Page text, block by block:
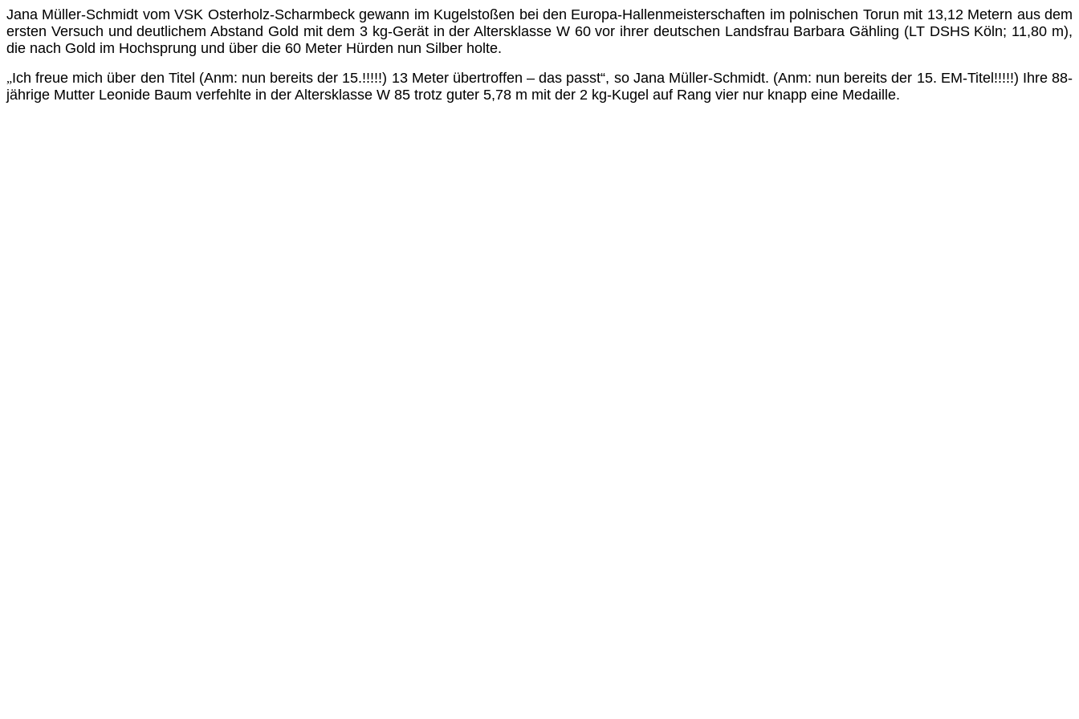
Jana Müller-Schmidt vom VSK Osterholz-Scharmbeck gewann im Kugelstoßen bei den Europa-Hallenmeisterschaften im polnischen Torun mit 13,12 Metern aus dem
ersten Versuch und deutlichem Abstand Gold mit dem 3 kg-Gerät in der Altersklasse W 60 vor ihrer deutschen Landsfrau Barbara Gähling (LT DSHS Köln; 11,80 m),
die nach Gold im Hochsprung und über die 60 Meter Hürden nun Silber holte.
„Ich freue mich über den Titel (Anm: nun bereits der 15.!!!!!) 13 Meter übertroffen – das passt“, so Jana Müller-Schmidt. (Anm: nun bereits der 15. EM-Titel!!!!!) Ihre 88-
jährige Mutter Leonide Baum verfehlte in der Altersklasse W 85 trotz guter 5,78 m mit der 2 kg-Kugel auf Rang vier nur knapp eine Medaille.